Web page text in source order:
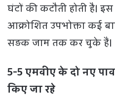
घंटों की कटौती होती है।
आक्रोशित उपभोक्ता कई
सड़क जाम तक कर चुके हैं।
5-5 एमवीए के दो नए
किए जा रहे